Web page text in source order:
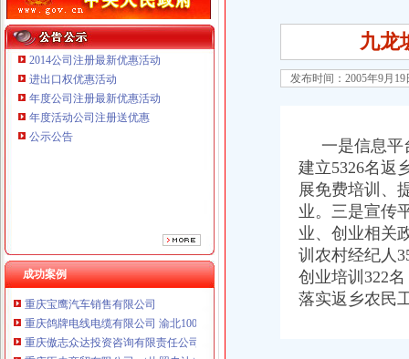
本站导航
2014公司注册最新优惠活动
进出口权优惠活动
年度公司注册最新优惠活动
年度活动公司注册送优惠
公示公告
成功案例
重庆鸽牌电线电缆有限公司 渝北10010万 (进出口权)
重庆傲志众达投资咨询有限责任公司 渝九1000万 （增资）
重庆臣夫商贸有限公司 （执照专让）
九龙
发布时间：2005年9月
一是信息平
建立5326名返
展免费培训、
业。三是宣传
业、创业相关
训农村经纪人
创业培训322
落实返乡农民